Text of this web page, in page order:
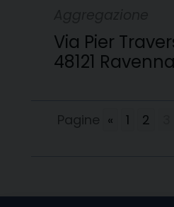
Via Pier
48121
Pagine « 1 2